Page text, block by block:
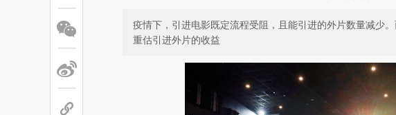
疫情下，引进电影既定流程受阻，且能引进的外片数量减少
重估引进外片的收益